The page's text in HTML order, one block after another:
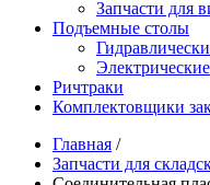
Запчасти для
Подъемные столы
Электрические
Ричтраки
Комплектовщики
Главная /
Запчасти для